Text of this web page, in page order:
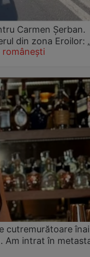
Carmen Șerban.
din zona Eroilor:
românești
cutremurătoare
Am intrat în